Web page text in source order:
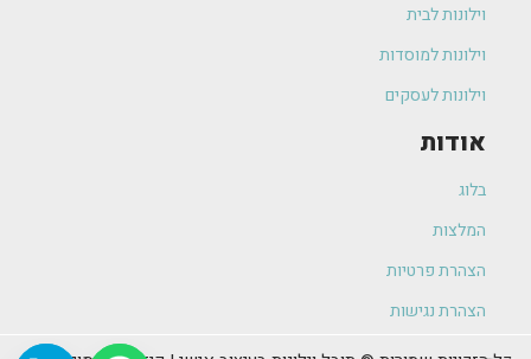
וילונות לבית
וילונות למוסדות
וילונות לעסקים
אודות
בלוג
המלצות
הצהרת פרטיות
הצהרת נגישות